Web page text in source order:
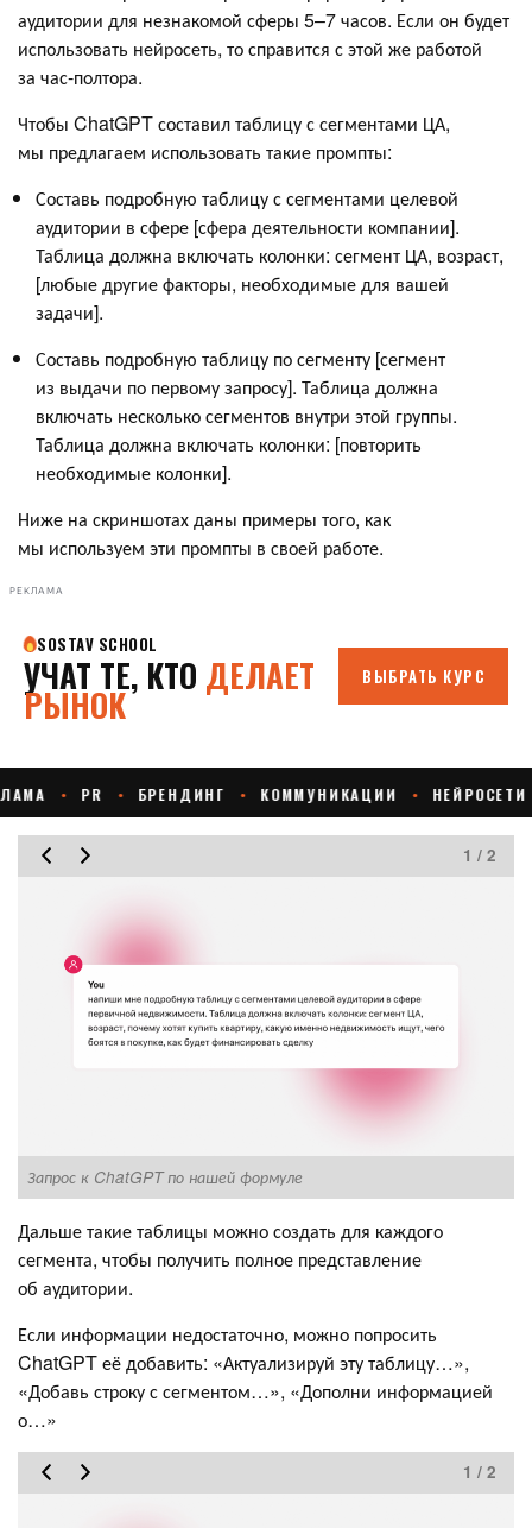
аудитории для незнакомой сферы 5–7 часов. Если он будет
использовать нейросеть, то справится с этой же работой
за час-полтора.
Чтобы ChatGPT составил таблицу с сегментами ЦА,
мы предлагаем использовать такие промпты:
Составь подробную таблицу с сегментами целевой
аудитории в сфере [сфера деятельности компании].
Таблица должна включать колонки: сегмент ЦА, возраст,
[любые другие факторы, необходимые для вашей
задачи].
Составь подробную таблицу по сегменту [сегмент
из выдачи по первому запросу]. Таблица должна
включать несколько сегментов внутри этой группы.
Таблица должна включать колонки: [повторить
необходимые колонки].
Ниже на скриншотах даны примеры того, как
мы используем эти промпты в своей работе.
РЕКЛАМА
1 / 2
Запрос к ChatGPT по нашей формуле
Дальше такие таблицы можно создать для каждого
сегмента, чтобы получить полное представление
об аудитории.
Если информации недостаточно, можно попросить
ChatGPT её добавить: «Актуализируй эту таблицу…»,
«Добавь строку с сегментом…», «Дополни информацией
о…»
1 / 2